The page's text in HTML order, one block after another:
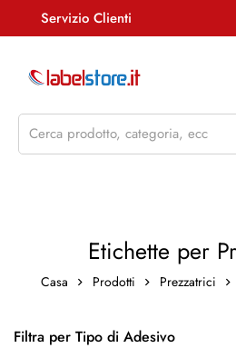
Servizio Clienti
Whatsapp: 3290548762
Etichette per
Casa Prodotti Prezzatrici
Filtra per Tipo di Adesivo